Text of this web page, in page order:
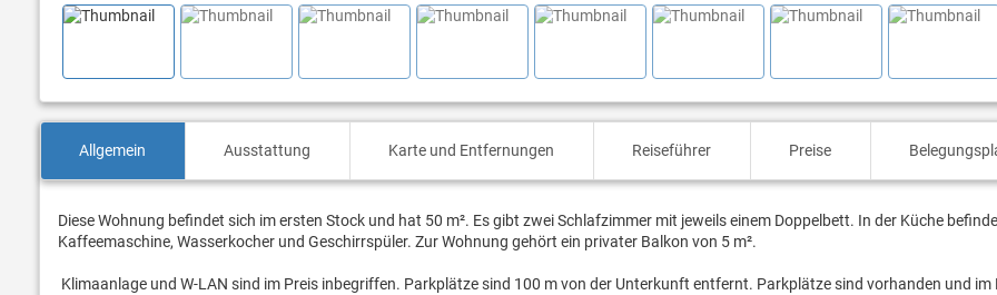
Allgemein Ausstattung Karte und Entfernungen Reiseführer Preise
Diese Wohnung befindet sich im ersten Stock und hat 50 m². Es gibt zwei Schlafzimmer mit jeweils einem Doppelbett. In der Küche
Kaffeemaschine, Wasserkocher und Geschirrspüler. Zur Wohnung gehört ein privater Balkon von 5 m².
Klimaanlage und W-LAN sind im Preis inbegriffen. Parkplätze sind 100 m von der Unterkunft entfernt. Parkplätze sind vorhanden und im